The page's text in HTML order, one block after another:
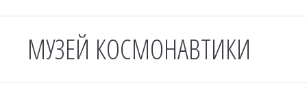
МУЗЕЙ КОСМОНАВТИКИ